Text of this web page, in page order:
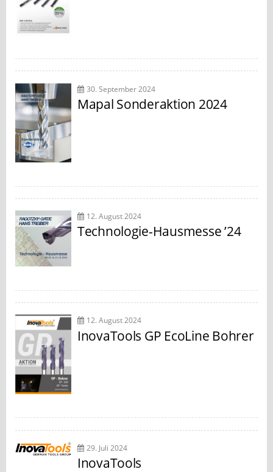
30. September 2024
Mapal Sonderaktion 2024
12. August 2024
Technologie-Hausmesse ’24
12. August 2024
InovaTools GP EcoLine Bohrer
29. Juli 2024
InovaTools